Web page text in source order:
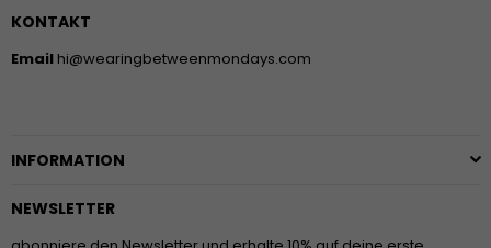
KONTAKT
Email hi@wearingbetweenmondays.com
INFORMATION
NEWSLETTER